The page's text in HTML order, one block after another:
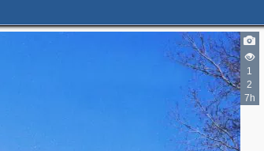
1
2
7h